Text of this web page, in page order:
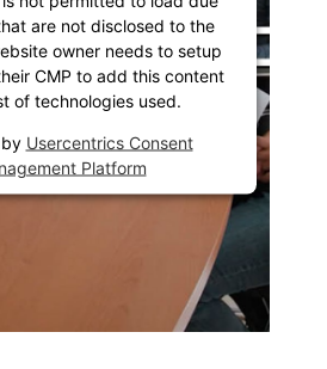
are not disclosed to the
owner needs to setup
CMP to add this content
of technologies used.
Usercentrics Consent
Platform